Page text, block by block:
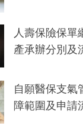
人壽保險保單
產承辦分別及
自願醫保支氣
障範圍及申請